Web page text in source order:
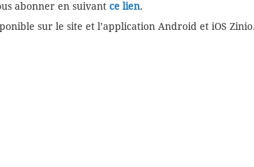
abonner en suivant ce lien.
sur le site et l’application Android et iOS Zinio.